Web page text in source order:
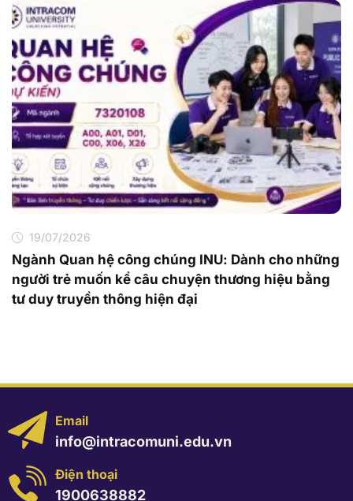
19/07/2026
Ngành Quan hệ công chúng INU: Dành cho những
người trẻ muốn kể câu chuyện thương hiệu bằng
tư duy truyền thông hiện đại
Email
info@intracomuni.edu.vn
Điện thoại
1900638882